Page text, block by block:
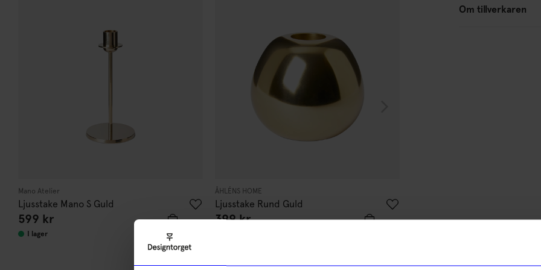
Mano Atelier
Ljusstake Mano S Guld
599 kr
I lager
ÅHLÉNS HOME
Ljusstake Rund Guld
399kr 349kr
Om tillverkaren